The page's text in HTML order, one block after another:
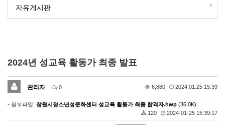
자유게시판
2024년 성교육 활동가 최종 발표
관리자 0 6,880 2024.01.25 15:39
- 첨부파일: 창원시청소년성문화센터 성교육 활동가 최종 합격자.hwp (36.0K)
120
2024-01-25 15:39:17